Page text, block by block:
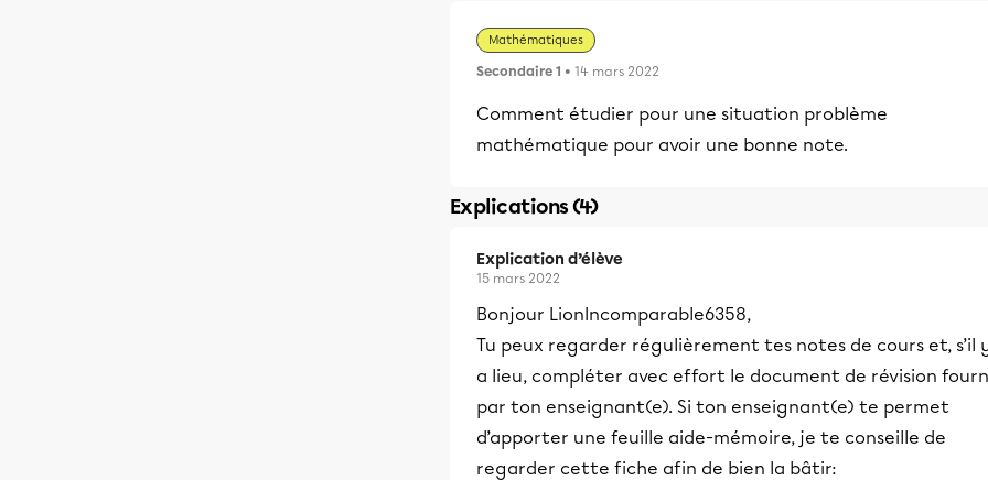
Mathématiques
Secondaire 1 • 14 mars 2022
Comment étudier pour une situation problème
mathématique pour avoir une bonne note.
Explications (4)
Explication d’élève
15 mars 2022
Bonjour LionIncomparable6358,
Tu peux regarder régulièrement tes notes de cours et, s’il
a lieu, compléter avec effort le document de révision
par ton enseignant(e). Si ton enseignant(e) te permet
d’apporter une feuille aide-mémoire, je te conseille de
regarder cette fiche afin de bien la bâtir: